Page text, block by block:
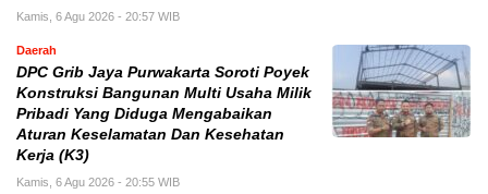
Kamis, 6 Agu 2026 - 20:57 WIB
Daerah
DPC Grib Jaya Purwakarta Soroti Poyek
Konstruksi Bangunan Multi Usaha Milik
Pribadi Yang Diduga Mengabaikan
Aturan Keselamatan Dan Kesehatan
Kerja (K3)
Kamis, 6 Agu 2026 - 20:55 WIB